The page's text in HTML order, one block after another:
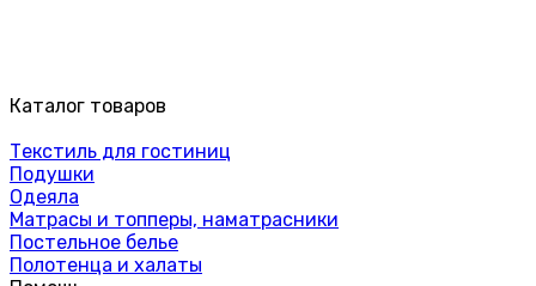
Каталог товаров
Текстиль для гостиниц
Подушки
Одеяла
Матрасы и топперы, наматрасники
Постельное белье
Полотенца и халаты